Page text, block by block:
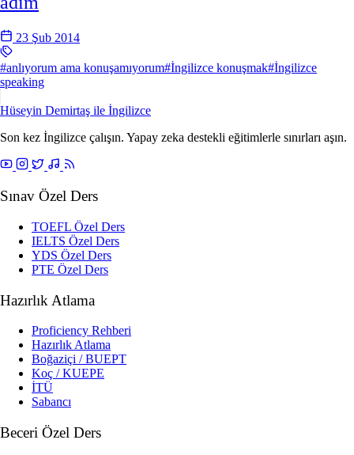
23 Şub 2014
#anlıyorum ama konuşamıyorum#İngilizce konuşmak#İngilizce
speaking
Hüseyin Demirtaş ile İngilizce
Son kez İngilizce çalışın. Yapay zeka destekli eğitimlerle sınırları aşın.
Sınav Özel Ders
TOEFL Özel Ders
IELTS Özel Ders
YDS Özel Ders
PTE Özel Ders
Hazırlık Atlama
Proficiency Rehberi
Hazırlık Atlama
Boğaziçi / BUEPT
Koç / KUEPE
İTÜ
Sabancı
Beceri Özel Ders